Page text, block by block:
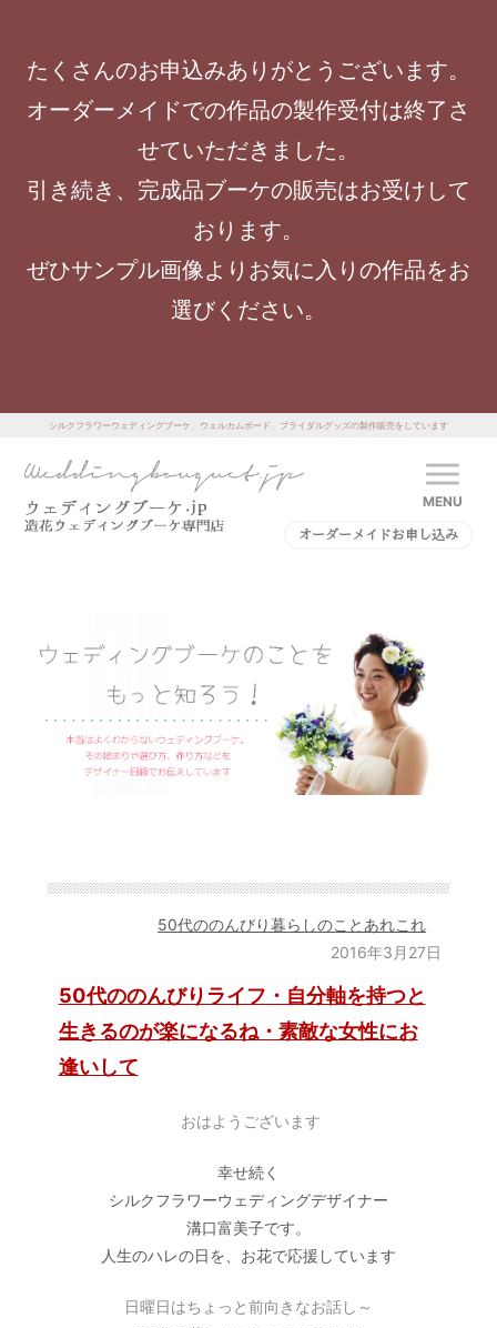
たくさんのお申込みありがとうございます。
オーダーメイドでの作品の製作受付は終了さ
せていただきました。
引き続き、完成品ブーケの販売はお受けして
おります。
ぜひサンプル画像よりお気に入りの作品をお
選びください。
シルクフラワーウェディングブーケ、ウェルカムボード、ブライダルグッズの製作販売をしています
MENU
オーダーメイドお申し込み
50代ののんびり暮らしのことあれこれ
2016年3月27日
50代ののんびりライフ・自分軸を持つと
生きるのが楽になるね・素敵な女性にお
逢いして
おはようございます
幸せ続く
シルクフラワーウェディングデザイナー
溝口富美子です。
人生のハレの日を、お花で応援しています
日曜日はちょっと前向きなお話し～